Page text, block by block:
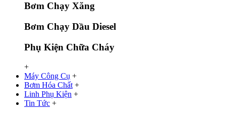
Bơm Chạy Xăng
Bơm Chạy Dầu Diesel
Phụ Kiện Chữa Cháy
+
Máy Công Cụ +
Bơm Hóa Chất +
Linh Phụ Kiện +
Tin Tức +